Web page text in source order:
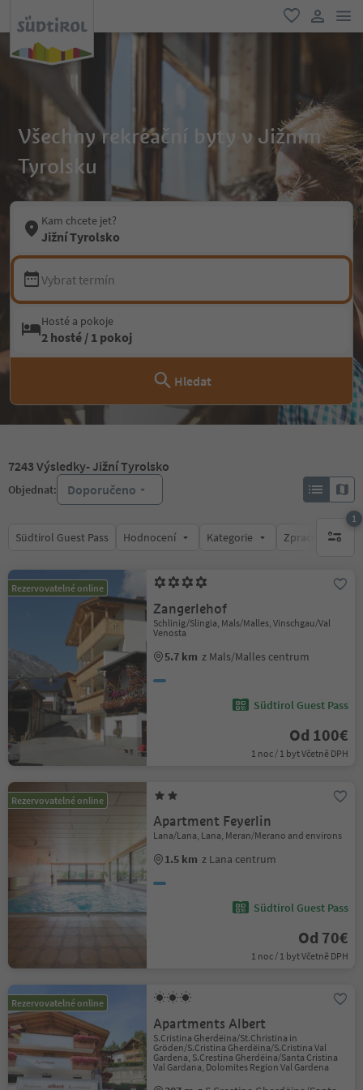
oblíbené
Všechny rekreační byty v Jižním
Tyrolsku
Kam chcete jet?
Jižní Tyrolsko
Vybrat termín
Hosté a pokoje
2 hosté / 1 pokoj
Hledat
7243 Výsledky- Jižní Tyrolsko
Objednat: Doporučeno
Südtirol Guest Pass Hodnocení Kategorie Zpracovává
1
1
Rezervovatelné online
Zangerlehof
Schlinig/Slingia, Mals/Malles, Vinschgau/Val
Venosta
5.7 km z Mals/Malles centrum
Südtirol Guest Pass
Od 100€
1 noc / 1 byt Včetně DPH
Rezervovatelné online
Apartment Feyerlin
Lana/Lana, Lana, Meran/Merano and environs
1.5 km z Lana centrum
Südtirol Guest Pass
Od 70€
1 noc / 1 byt Včetně DPH
Rezervovatelné online
Apartments Albert
S.Cristina Gherdëina/St.Christina in
Gröden/S.Cristina Gherdëina/S.Cristina Val
Gardena, S.Crestina Gherdëina/Santa Cristina
Val Gardana, Dolomites Region Val Gardena